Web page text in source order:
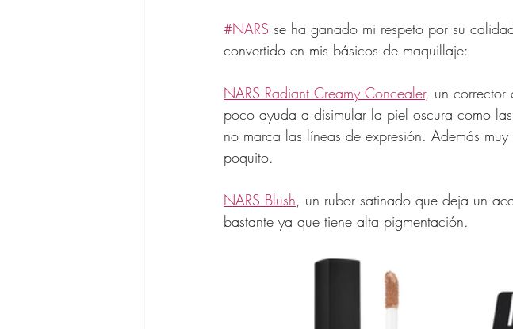
#NARS se ha ganado mi respeto por su
convertido en mis básicos de maquillaje:
NARS Radiant Creamy Concealer, un corrector
poco ayuda a disimular la piel oscura como
no marca las líneas de expresión. Además
poquito.
NARS Blush, un rubor satinado que deja un
bastante ya que tiene alta pigmentación.